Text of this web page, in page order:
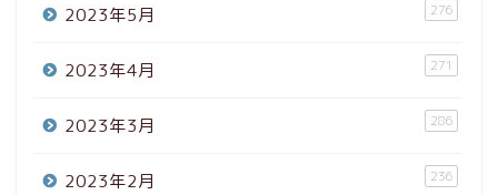
2023年5月 276
2023年4月 271
2023年3月 286
2023年2月 236